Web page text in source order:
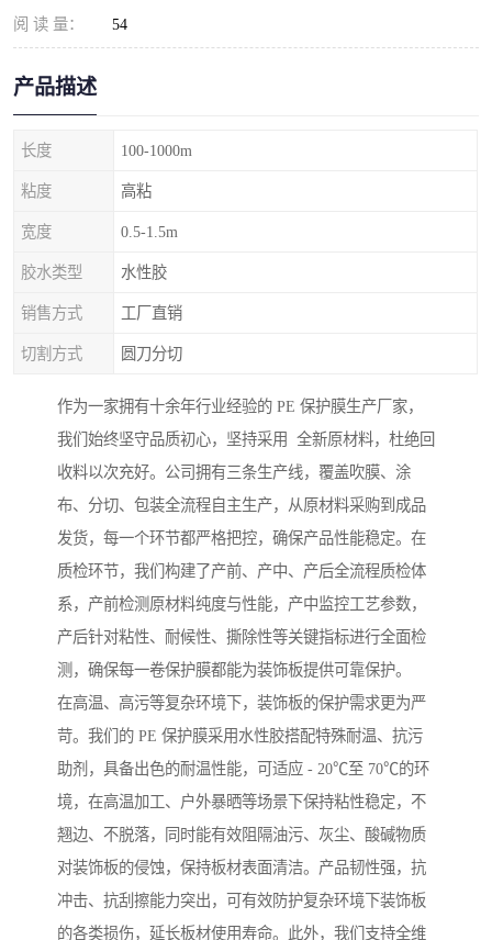
阅 读 量： 54
产品描述
长度 100-1000m
粘度 高粘
宽度 0.5-1.5m
胶水类型 水性胶
销售方式 工厂直销
切割方式 圆刀分切
作为一家拥有十余年行业经验的 PE 保护膜生产厂家，
我们始终坚守品质初心，坚持采用 全新原材料，杜绝回
收料以次充好。公司拥有三条生产线，覆盖吹膜、涂
布、分切、包装全流程自主生产，从原材料采购到成品
发货，每一个环节都严格把控，确保产品性能稳定。在
质检环节，我们构建了产前、产中、产后全流程质检体
系，产前检测原材料纯度与性能，产中监控工艺参数，
产后针对粘性、耐候性、撕除性等关键指标进行全面检
测，确保每一卷保护膜都能为装饰板提供可靠保护。
在高温、高污等复杂环境下，装饰板的保护需求更为严
苛。我们的 PE 保护膜采用水性胶搭配特殊耐温、抗污
助剂，具备出色的耐温性能，可适应 - 20℃至 70℃的环
境，在高温加工、户外暴晒等场景下保持粘性稳定，不
翘边、不脱落，同时能有效阻隔油污、灰尘、酸碱物质
对装饰板的侵蚀，保持板材表面清洁。产品韧性强，抗
冲击、抗刮擦能力突出，可有效防护复杂环境下装饰板
的各类损伤，延长板材使用寿命。此外，我们支持全维